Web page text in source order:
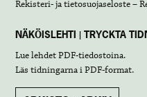
Rekisteri- ja tietosuojaseloste –
NÄKÖISLEHTI | TRYCKTA
Lue lehdetPDF-tiedostoina.
Läs tidningarna iPDF-format.